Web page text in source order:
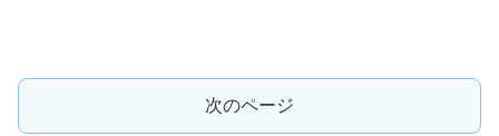
次のページ